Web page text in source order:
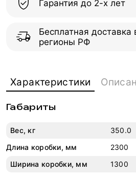
Гарантия до 2-х лет
Бесплатная доставка
регионы РФ
Характеристики
Габариты
Вес, кг
350.0
Длина коробки, мм
2300
Ширина коробки, мм
1300